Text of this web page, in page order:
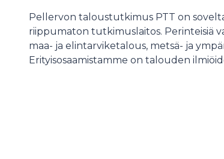
Pellervon taloustutkimus PTT on
riippumaton tutkimuslaitos. Perinteisiä
maa- ja elintarviketalous, metsä- ja
Erityisosaamistamme on talouden